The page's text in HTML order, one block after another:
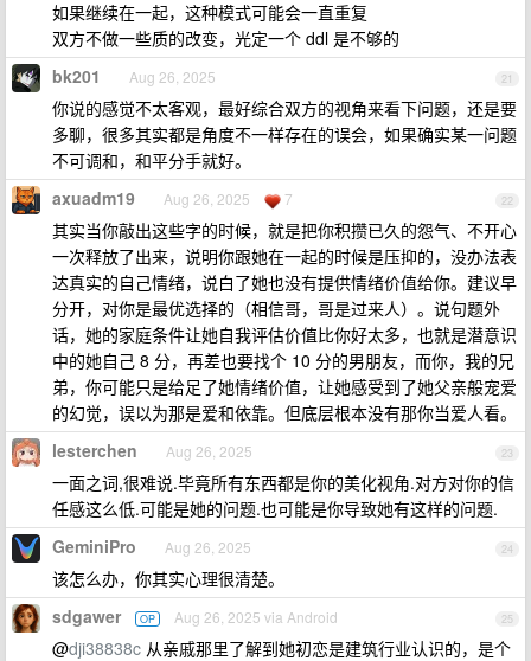
如果继续在一起，这种模式可能会一直重复
双方不做一些质的改变，光定一个 ddl 是不够的
21
bk201 Aug 26, 2025
你说的感觉不太客观，最好综合双方的视角来看下问题，还是要
多聊，很多其实都是角度不一样存在的误会，如果确实某一问题
不可调和，和平分手就好。
22
axuadm19 Aug 26, 2025 7
其实当你敲出这些字的时候，就是把你积攒已久的怨气、不开心
一次释放了出来，说明你跟她在一起的时候是压抑的，没办法表
达真实的自己情绪，说白了她也没有提供情绪价值给你。建议早
分开，对你是最优选择的（相信哥，哥是过来人）。说句题外
话，她的家庭条件让她自我评估价值比你好太多，也就是潜意识
中的她自己 8 分，再差也要找个 10 分的男朋友，而你，我的兄
弟，你可能只是给足了她情绪价值，让她感受到了她父亲般宠爱
的幻觉，误以为那是爱和依靠。但底层根本没有那你当爱人看。
23
lesterchen Aug 26, 2025
一面之词,很难说.毕竟所有东西都是你的美化视角.对方对你的信
任感这么低.可能是她的问题.也可能是你导致她有这样的问题.
24
GeminiPro Aug 26, 2025
该怎么办，你其实心理很清楚。
25
sdgawer OP Aug 26, 2025 via Android
@dji38838c 从亲戚那里了解到她初恋是建筑行业认识的，是个